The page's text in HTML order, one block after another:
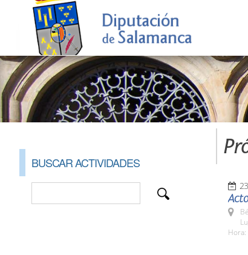
BUSCAR ACTIVIDADES